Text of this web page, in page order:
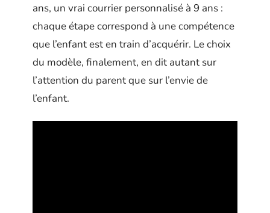
ans, un vrai courrier personnalisé à 9 ans :
chaque étape correspond à une compétence
que l’enfant est en train d’acquérir. Le choix
du modèle, finalement, en dit autant sur
l’attention du parent que sur l’envie de
l’enfant.